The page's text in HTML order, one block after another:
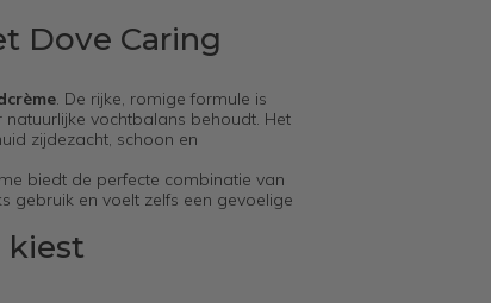
Dove Caring
. De rijke, romige formule is
vochtbalans behoudt. Het
zijdezacht, schoon en
biedt de perfecte combinatie van
gebruik en voelt zelfs een gevoelige
kiest